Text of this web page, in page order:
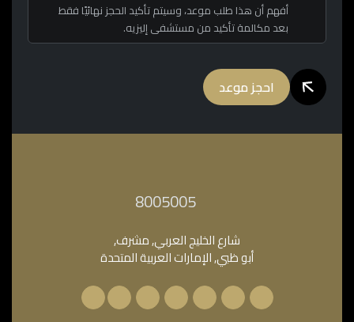
أفهم أن هذا طلب موعد، وسيتم تأكيد الحجز نهائيًا فقط
بعد مكالمة تأكيد من مستشفى إليزيه.
احجز موعد
شارع الخليج العربي, مشرف,
أبو ظبي, الإمارات العربية المتحدة